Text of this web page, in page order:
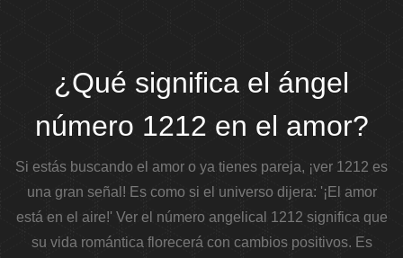
¿Qué significa el ángel
número 1212 en el amor?
Si estás buscando el amor o ya tienes pareja, ¡ver 1212 es
una gran señal! Es como si el universo dijera: '¡El amor
está en el aire!' Ver el número angelical 1212 significa que
su vida romántica florecerá con cambios positivos. Es